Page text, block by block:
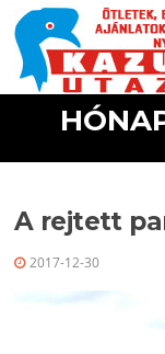
Ugrás a tartalomra
A rejtett
2017-12-30